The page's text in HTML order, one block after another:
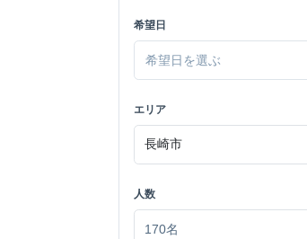
希望日
エリア
人数